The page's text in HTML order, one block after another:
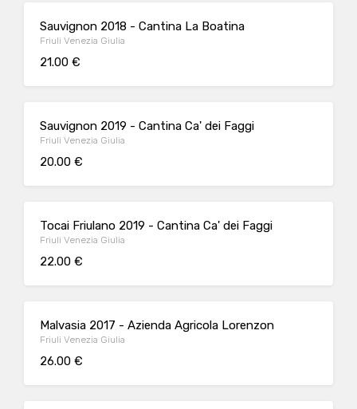
Sauvignon 2018 - Cantina La Boatina
Friuli Venezia Giulia
21.00 €
Sauvignon 2019 - Cantina Ca' dei Faggi
Friuli Venezia Giulia
20.00 €
Tocai Friulano 2019 - Cantina Ca' dei Faggi
Friuli Venezia Giulia
22.00 €
Malvasia 2017 - Azienda Agricola Lorenzon
Friuli Venezia Giulia
26.00 €